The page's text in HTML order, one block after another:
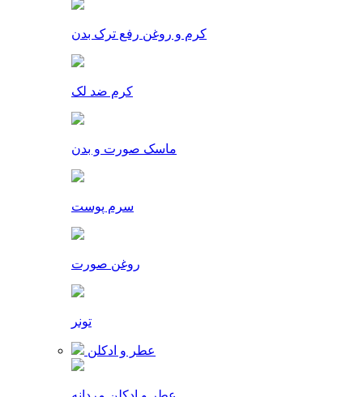
کرم و روغن رفع ترک بدن
کرم ضد لک
ماسک صورت و بدن
سرم پوست
روغن صورت
تونر
عطر و ادکلن